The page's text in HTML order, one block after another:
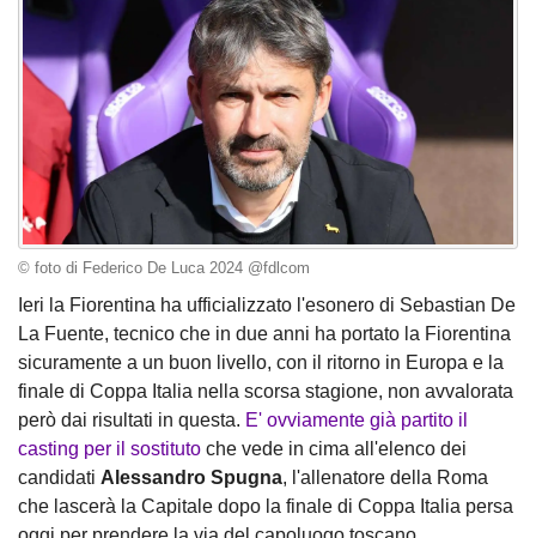
© foto di Federico De Luca 2024 @fdlcom
Ieri la Fiorentina ha ufficializzato l'esonero di Sebastian De
La Fuente, tecnico che in due anni ha portato la Fiorentina
sicuramente a un buon livello, con il ritorno in Europa e la
finale di Coppa Italia nella scorsa stagione, non avvalorata
però dai risultati in questa. E' ovviamente già partito il
casting per il sostituto che vede in cima all'elenco dei
candidati Alessandro Spugna, l'allenatore della Roma
che lascerà la Capitale dopo la finale di Coppa Italia persa